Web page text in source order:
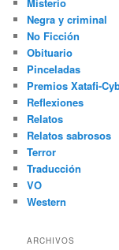
Negra y criminal
No Ficción
Obituario
Pinceladas
Premios Xatafi-
Reflexiones
Relatos
Relatos sabrosos
Terror
Traducción
VO
Western
ARCHIVOS